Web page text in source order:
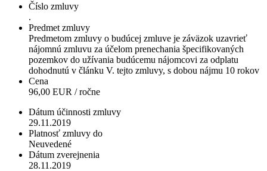
Číslo zmluvy
.
Predmet zmluvy
Predmetom zmluvy o budúcej zmluve je záväzok uzavrieť
nájomnú zmluvu za účelom prenechania špecifikovaných
pozemkov do užívania budúcemu nájomcovi za odplatu
dohodnutú v článku V. tejto zmluvy, s dobou nájmu 10 rokov
Cena
96,00 EUR / ročne
Dátum účinnosti zmluvy
29.11.2019
Platnosť zmluvy do
Neuvedené
Dátum zverejnenia
28.11.2019